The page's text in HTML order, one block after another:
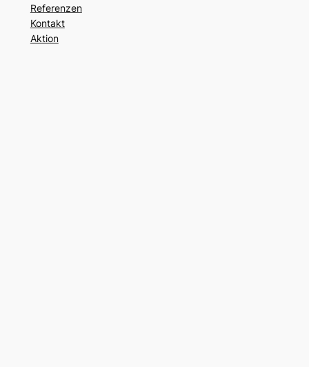
Referenzen
Kontakt
Aktion